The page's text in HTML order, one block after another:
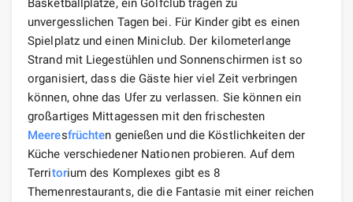
Basketballplätze, ein Golfclub tragen zu
unvergesslichen Tagen bei. Für Kinder gibt es einen
Spielplatz und einen Miniclub. Der kilometerlange
Strand mit Liegestühlen und Sonnenschirmen ist so
organisiert, dass die Gäste hier viel Zeit verbringen
können, ohne das Ufer zu verlassen. Sie können ein
großartiges Mittagessen mit den frischesten
Meeresfrüchten genießen und die Köstlichkeiten der
Küche verschiedener Nationen probieren. Auf dem
Territorium des Komplexes gibt es 8
Themenrestaurants, die die Fantasie mit einer reichen